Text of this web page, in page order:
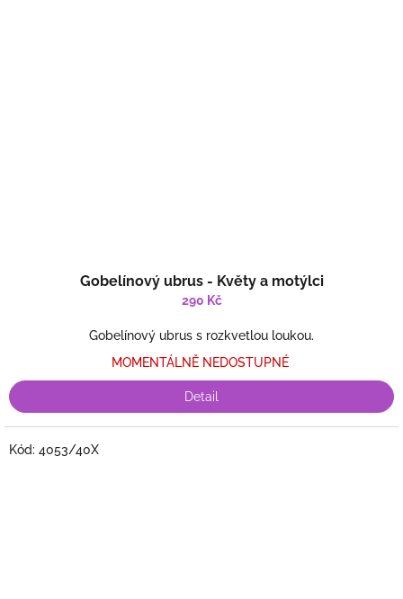
Gobelínový ubrus - Květy a motýlci
290 Kč
Gobelínový ubrus s rozkvetlou loukou.
MOMENTÁLNĚ NEDOSTUPNÉ
Detail
Kód: 4053/40X